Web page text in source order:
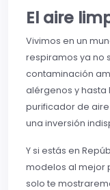
El aire
Vivimos en un
respiramos ya no
contaminación
alérgenos y hasta
purificador de
una inversión
Y si estás en
modelos al mejor
solo te